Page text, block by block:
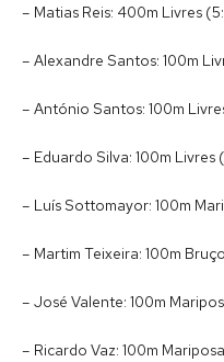
– Matias Reis: 400m Livres
– Alexandre Santos: 100m
– António Santos: 100m
– Eduardo Silva: 100m Livres
– Luís Sottomayor: 100m
– Martim Teixeira: 100m
– José Valente: 100m
– Ricardo Vaz: 100m